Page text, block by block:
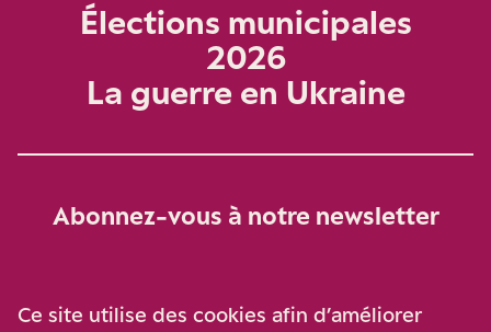
Élections municipales
2026
La guerre en Ukraine
Abonnez-vous à notre newsletter
Ce site utilise des cookies afin d’améliorer